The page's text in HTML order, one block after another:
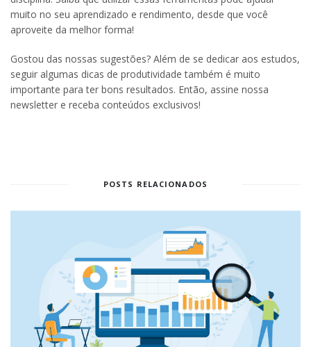
muito no seu aprendizado e rendimento, desde que você
aproveite da melhor forma!
Gostou das nossas sugestões? Além de se dedicar aos estudos,
seguir algumas dicas de produtividade também é muito
importante para ter bons resultados. Então, assine nossa
newsletter e receba conteúdos exclusivos!
POSTS RELACIONADOS